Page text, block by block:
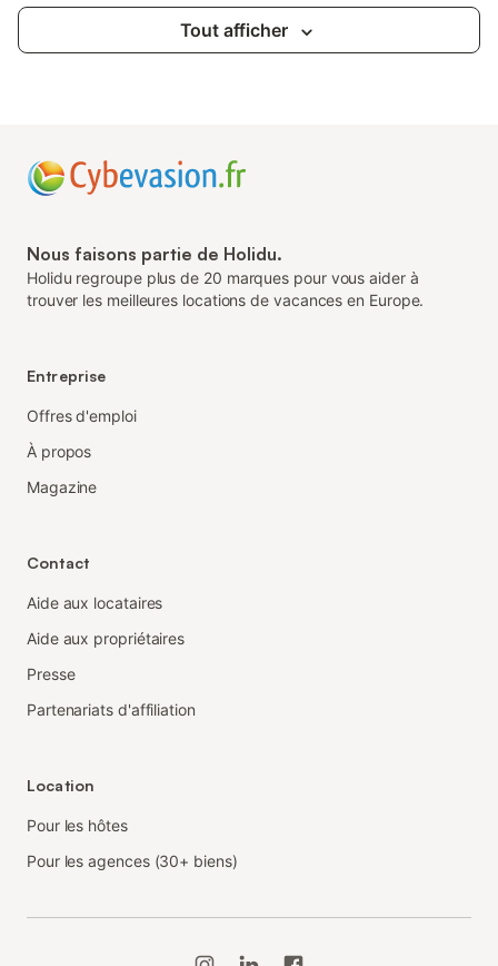
Tout afficher
Nous faisons partie de Holidu.
Holidu regroupe plus de 20 marques pour vous aider à
trouver les meilleures locations de vacances en Europe.
Entreprise
Offres d'emploi
À propos
Magazine
Contact
Aide aux locataires
Aide aux propriétaires
Presse
Partenariats d'affiliation
Location
Pour les hôtes
Pour les agences (30+ biens)